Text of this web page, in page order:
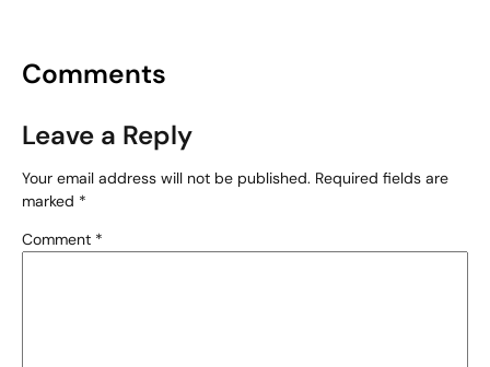
Comments
Leave a Reply
Your email address will not be published. Required fields are
marked *
Comment *